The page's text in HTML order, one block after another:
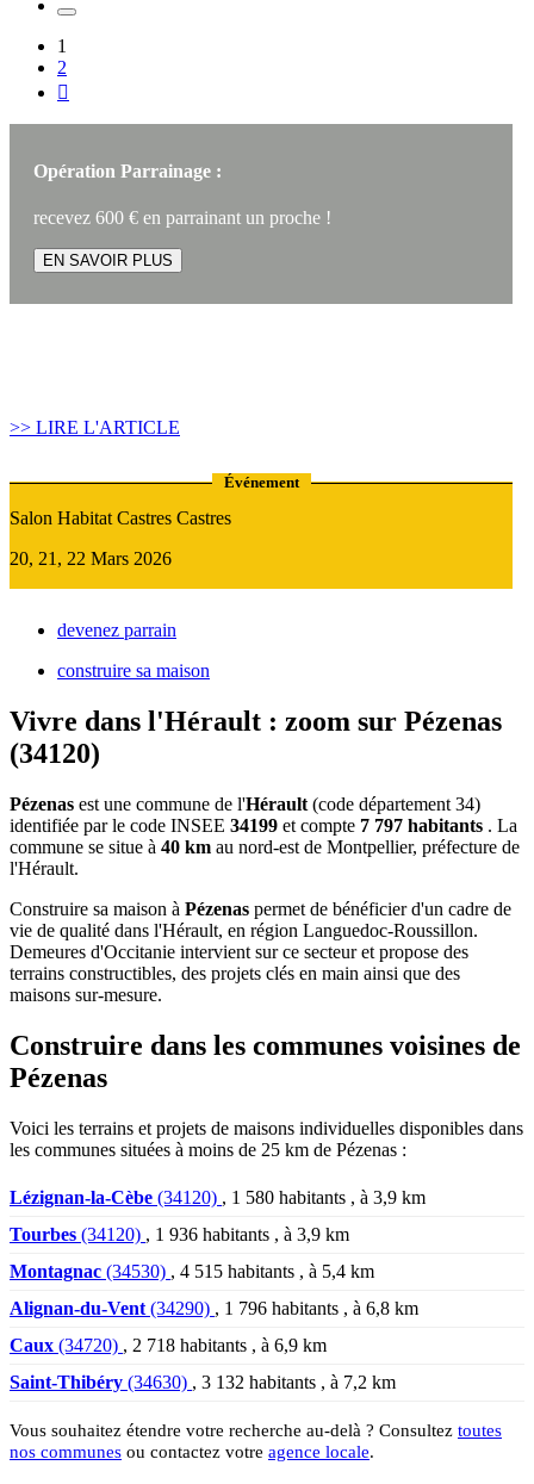
1
2

Opération Parrainage :
recevez 600 € en parrainant un proche !
EN SAVOIR PLUS
>> LIRE L'ARTICLE
Événement
Salon Habitat Castres Castres
20, 21, 22 Mars 2026
devenez parrain
construire sa maison
Vivre dans l'Hérault : zoom sur Pézenas
(34120)
Pézenas est une commune de l'Hérault (code département 34)
identifiée par le code INSEE 34199 et compte 7 797 habitants . La
commune se situe à 40 km au nord-est de Montpellier, préfecture de
l'Hérault.
Construire sa maison à Pézenas permet de bénéficier d'un cadre de
vie de qualité dans l'Hérault, en région Languedoc-Roussillon.
Demeures d'Occitanie intervient sur ce secteur et propose des
terrains constructibles, des projets clés en main ainsi que des
maisons sur-mesure.
Construire dans les communes voisines de
Pézenas
Voici les terrains et projets de maisons individuelles disponibles dans
les communes situées à moins de 25 km de Pézenas :
Lézignan-la-Cèbe (34120) , 1 580 habitants , à 3,9 km
Tourbes (34120) , 1 936 habitants , à 3,9 km
Montagnac (34530) , 4 515 habitants , à 5,4 km
Alignan-du-Vent (34290) , 1 796 habitants , à 6,8 km
Caux (34720) , 2 718 habitants , à 6,9 km
Saint-Thibéry (34630) , 3 132 habitants , à 7,2 km
Vous souhaitez étendre votre recherche au-delà ? Consultez toutes
nos communes ou contactez votre agence locale.